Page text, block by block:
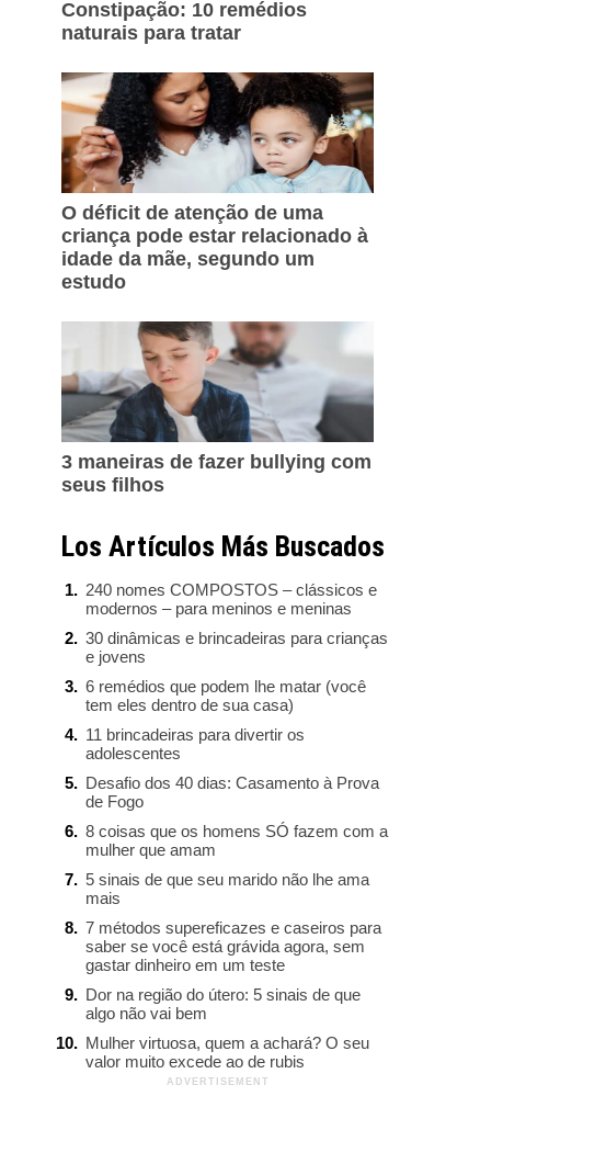
Constipação: 10 remédios
naturais para tratar
O déficit de atenção de uma
criança pode estar relacionado à
idade da mãe, segundo um
estudo
3 maneiras de fazer bullying com
seus filhos
Los Artículos Más Buscados
240 nomes COMPOSTOS – clássicos e
modernos – para meninos e meninas
30 dinâmicas e brincadeiras para crianças
e jovens
6 remédios que podem lhe matar (você
tem eles dentro de sua casa)
11 brincadeiras para divertir os
adolescentes
Desafio dos 40 dias: Casamento à Prova
de Fogo
8 coisas que os homens SÓ fazem com a
mulher que amam
5 sinais de que seu marido não lhe ama
mais
7 métodos supereficazes e caseiros para
saber se você está grávida agora, sem
gastar dinheiro em um teste
Dor na região do útero: 5 sinais de que
algo não vai bem
Mulher virtuosa, quem a achará? O seu
valor muito excede ao de rubis